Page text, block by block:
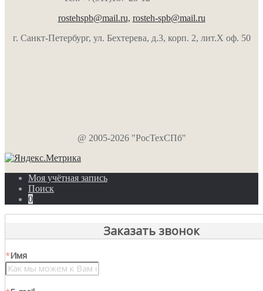
rostehspb@mail.ru, rosteh-spb@mail.ru
г. Санкт-Петербург, ул. Бехтерева, д.3, корп. 2, лит.Х оф. 50
@ 2005-2026 "РосТехСПб"
Моя учётная запись
Поиск
0
Заказать звонок
*Имя